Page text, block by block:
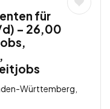
für
– 26,00
Württemberg,